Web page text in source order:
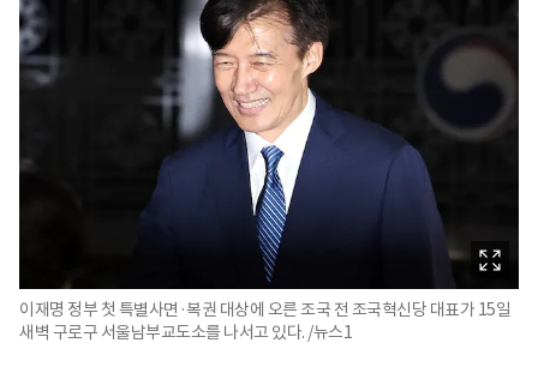
이재명 정부 첫 특별사면·복권 대상에 오른 조국 전 조국혁신당 대표가 15일
새벽 구로구 서울남부교도소를 나서고 있다. /뉴스1